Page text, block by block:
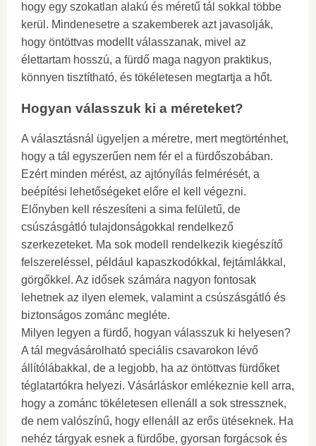
hogy egy szokatlan alakú és méretű tál sokkal többe
kerül. Mindenesetre a szakemberek azt javasolják,
hogy öntöttvas modellt válasszanak, mivel az
élettartam hosszú, a fürdő maga nagyon praktikus,
könnyen tisztítható, és tökéletesen megtartja a hőt.
Hogyan válasszuk ki a méreteket?
A választásnál ügyeljen a méretre, mert megtörténhet,
hogy a tál egyszerűen nem fér el a fürdőszobában.
Ezért minden mérést, az ajtónyílás felmérését, a
beépítési lehetőségeket előre el kell végezni.
Előnyben kell részesíteni a sima felületű, de
csúszásgátló tulajdonságokkal rendelkező
szerkezeteket. Ma sok modell rendelkezik kiegészítő
felszereléssel, például kapaszkodókkal, fejtámlákkal,
görgőkkel. Az idősek számára nagyon fontosak
lehetnek az ilyen elemek, valamint a csúszásgátló és
biztonságos zománc megléte.
Milyen legyen a fürdő, hogyan válasszuk ki helyesen?
A tál megvásárolható speciális csavarokon lévő
állítólábakkal, de a legjobb, ha az öntöttvas fürdőket
téglatartókra helyezi. Vásárláskor emlékeznie kell arra,
hogy a zománc tökéletesen ellenáll a sok stressznek,
de nem valószínű, hogy ellenáll az erős ütéseknek. Ha
nehéz tárgyak esnek a fürdőbe, gyorsan forgácsok és